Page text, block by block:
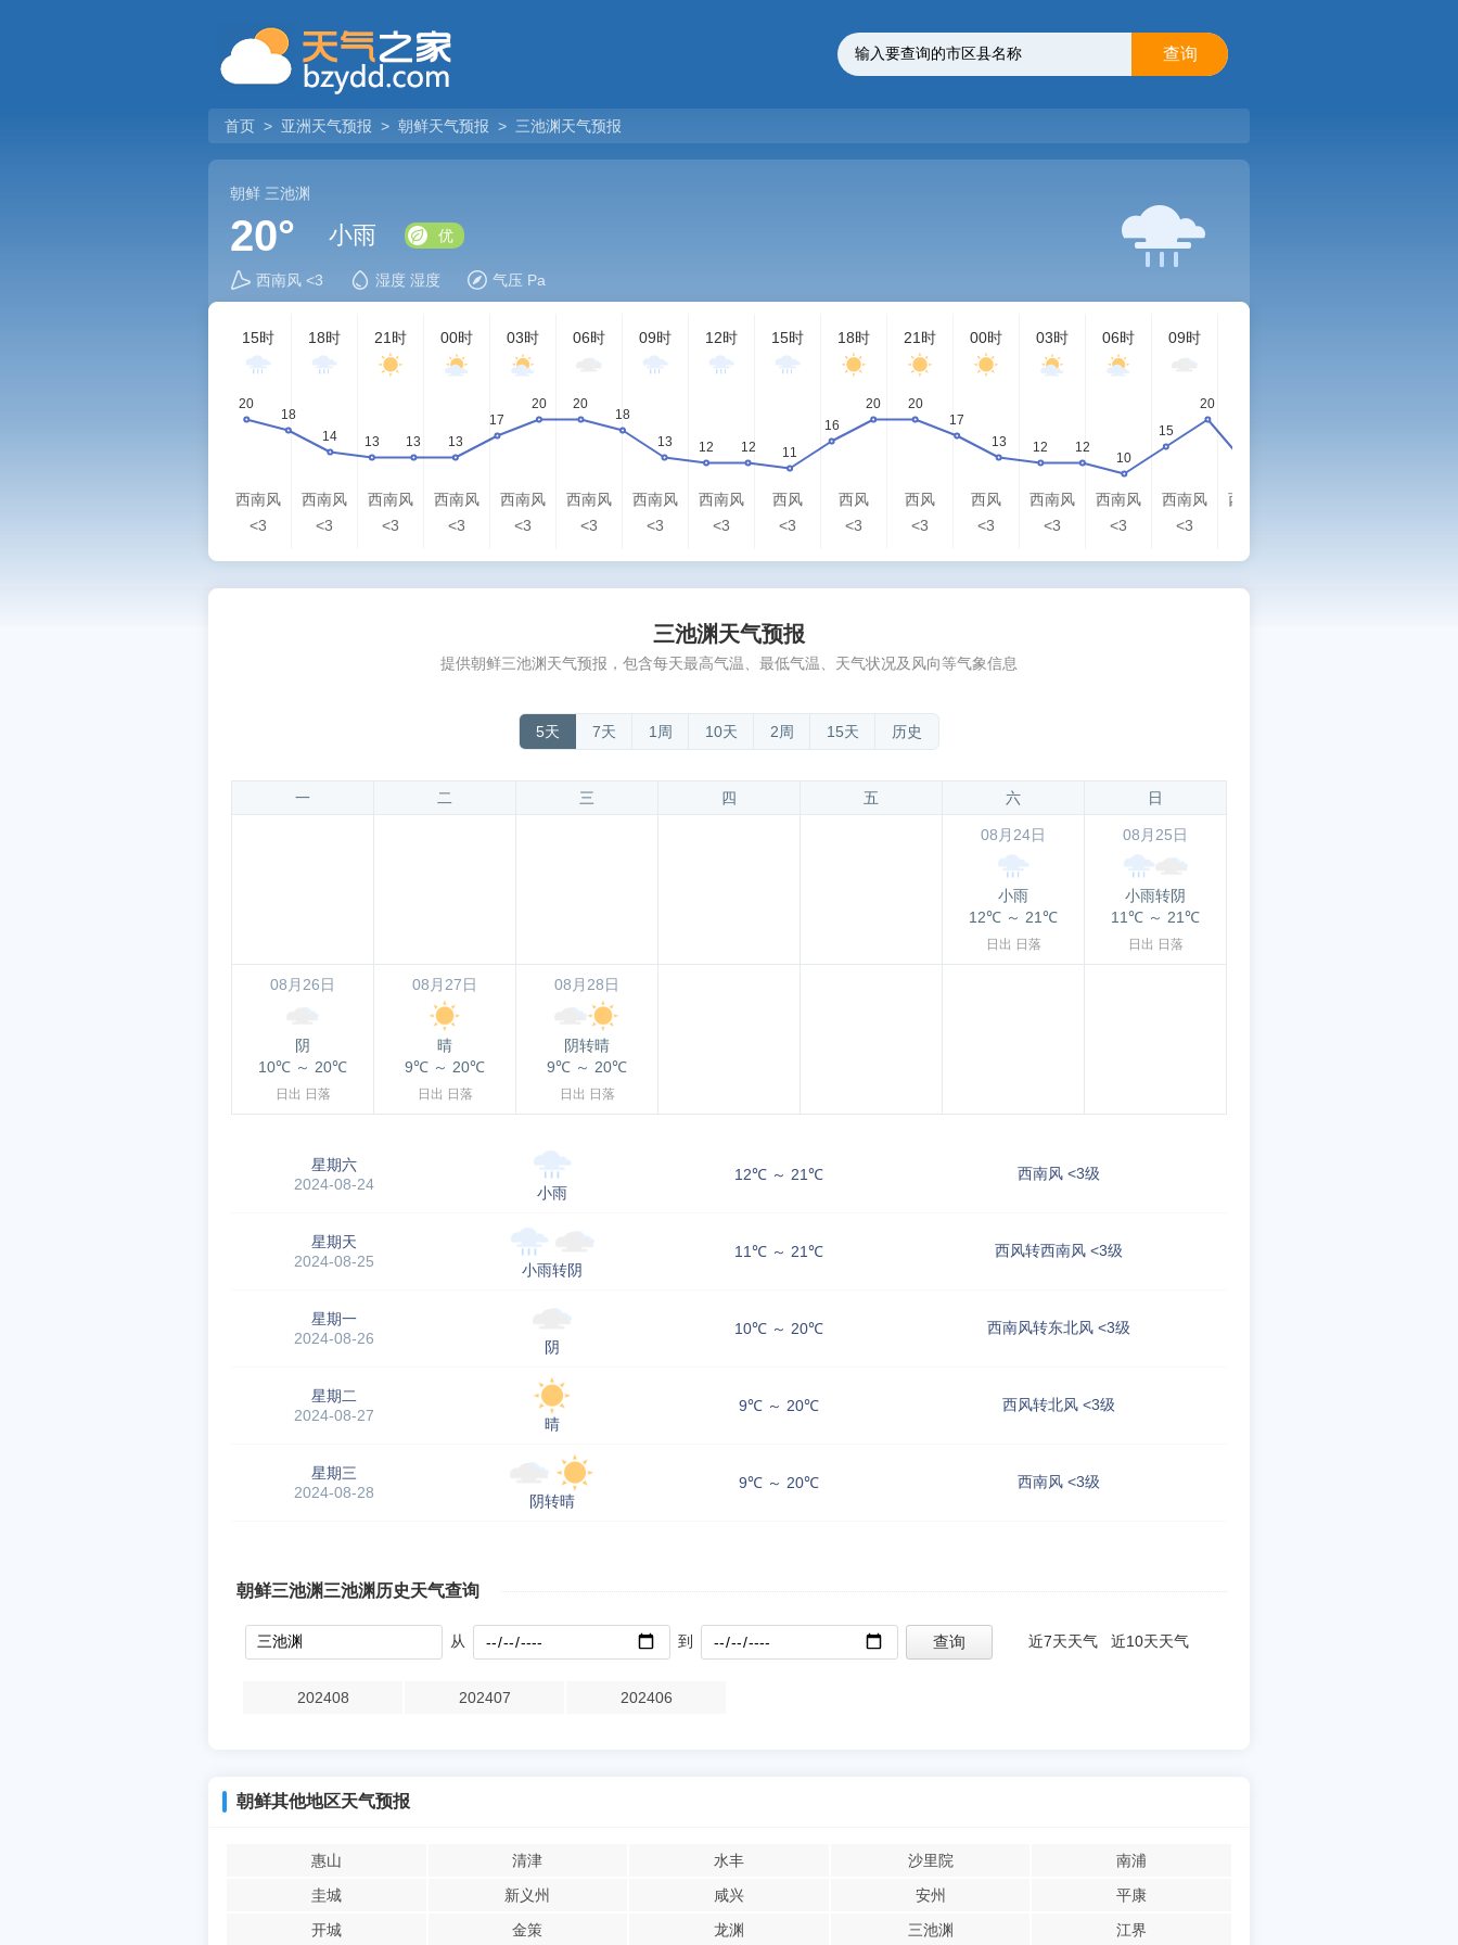
查询
首页 > 亚洲天气预报 > 朝鲜天气预报 > 三池渊天气预报
朝鲜 三池渊
20° 小雨 优
西南风 <3 湿度 湿度 气压 Pa
15时
西南风
<3
18时
西南风
<3
21时
西南风
<3
00时
西南风
<3
03时
西南风
<3
06时
西南风
<3
09时
西南风
<3
12时
西南风
<3
15时
西风
<3
18时
西风
<3
21时
西风
<3
00时
西风
<3
03时
西南风
<3
06时
西南风
<3
09时
西南风
<3
西南风
三池渊天气预报
提供朝鲜三池渊天气预报，包含每天最高气温、最低气温、天气状况及风向等气象信息
5天 7天 1周 10天 2周 15天 历史
一 二 三 四 五 六 日
08月24日
小雨
12℃ ～ 21℃
日出 日落
08月25日
小雨转阴
11℃ ～ 21℃
日出 日落
08月26日
阴
10℃ ～ 20℃
日出 日落
08月27日
晴
9℃ ～ 20℃
日出 日落
08月28日
阴转晴
9℃ ～ 20℃
日出 日落
星期六
2024-08-24
小雨
12℃ ～ 21℃ 西南风 <3级
星期天
2024-08-25
小雨转阴
11℃ ～ 21℃ 西风转西南风 <3级
星期一
2024-08-26
阴
10℃ ～ 20℃ 西南风转东北风 <3级
星期二
2024-08-27
晴
9℃ ～ 20℃ 西风转北风 <3级
星期三
2024-08-28
阴转晴
9℃ ～ 20℃ 西南风 <3级
朝鲜三池渊三池渊历史天气查询
从 到 近7天天气 近10天天气
202408 202407 202406
朝鲜其他地区天气预报
惠山 清津 水丰 沙里院
南浦
圭城
新义州 咸兴 安州
平康
开城
金策 龙渊 三池渊 江界